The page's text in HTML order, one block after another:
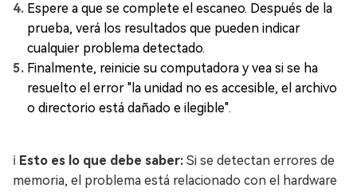
Espere a que se complete el escaneo. Después de la
prueba, verá los resultados que pueden indicar
cualquier problema detectado.
Finalmente, reinicie su computadora y vea si se ha
resuelto el error "la unidad no es accesible, el archivo
o directorio está dañado e ilegible".
ℹ️ Esto es lo que debe saber: Si se detectan errores de
memoria, el problema está relacionado con el hardware